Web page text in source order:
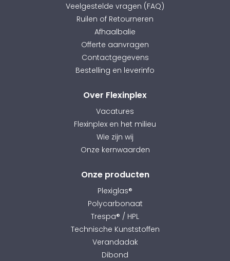
Veelgestelde vragen (FAQ)
Ruilen of Retourneren
Afhaalbalie
Offerte aanvragen
Contactgegevens
Bestelling en leverinfo
Over Flexinplex
Vacatures
Flexinplex en het milieu
Wie zijn wij
Onze kernwaarden
Onze producten
Plexiglas®
Polycarbonaat
Trespa® / HPL
Technische Kunststoffen
Verandadak
Dibond